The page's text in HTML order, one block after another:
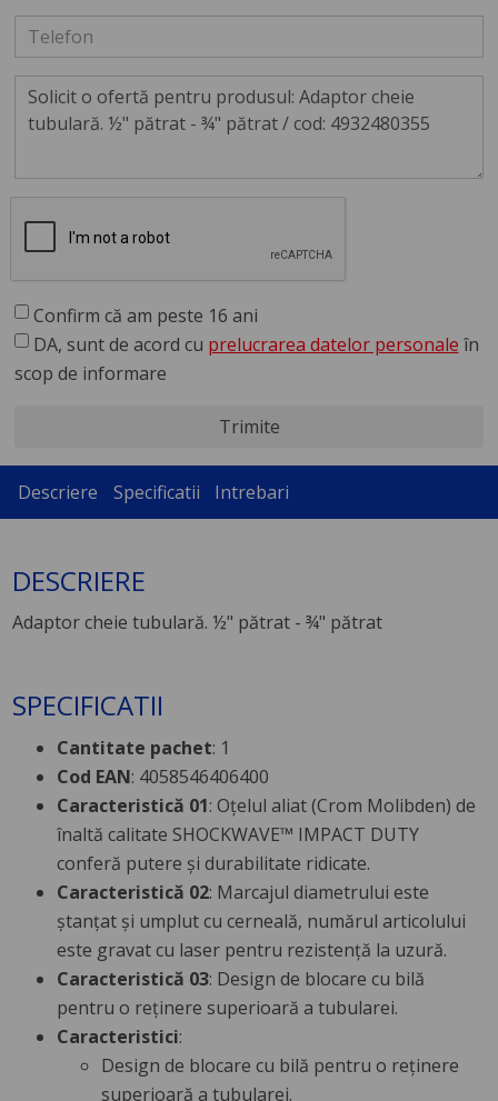
Confirm că am peste 16 ani
DA, sunt de acord cu prelucrarea datelor personale în
scop de informare
Trimite
Descriere Specificatii Intrebari
DESCRIERE
Adaptor cheie tubulară. ½" pătrat - ¾" pătrat
SPECIFICATII
Cantitate pachet: 1
Cod EAN: 4058546406400
Caracteristică 01: Oțelul aliat (Crom Molibden) de
înaltă calitate SHOCKWAVE™ IMPACT DUTY
conferă putere și durabilitate ridicate.
Caracteristică 02: Marcajul diametrului este
ștanțat și umplut cu cerneală, numărul articolului
este gravat cu laser pentru rezistență la uzură.
Caracteristică 03: Design de blocare cu bilă
pentru o reținere superioară a tubularei.
Caracteristici:
Design de blocare cu bilă pentru o reținere
superioară a tubularei.